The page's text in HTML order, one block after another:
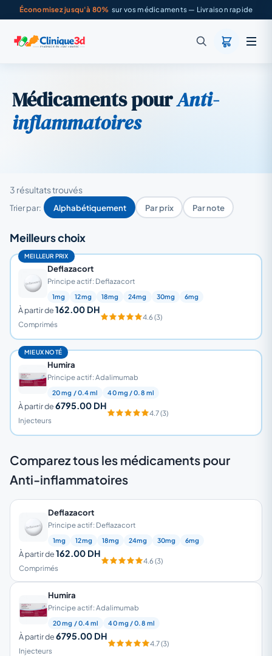
Économisez jusqu'à 80% sur vos médicaments — Livraison rapide
Médicaments pourAnti-
inflammatoires
3 résultats trouvés
Trier par: Alphabétiquement Par prix Par note
Meilleurs choix
MEILLEUR PRIX
Deflazacort
Principe actif: Deflazacort
1mg 12mg 18mg 24mg 30mg 6mg
À partir de162.00 DH
Comprimés
4.6 (3)
MIEUX NOTÉ
Humira
Principe actif: Adalimumab
20 mg / 0.4 ml 40 mg / 0.8 ml
À partir de6795.00 DH
Injecteurs
4.7 (3)
Comparez tous les médicaments pour
Anti-inflammatoires
Humira
Principe actif: Adalimumab
20 mg / 0.4 ml 40 mg / 0.8 ml
À partir de6795.00 DH
Injecteurs
4.7 (3)
Deflazacort
Principe actif: Deflazacort
1mg 12mg 18mg 24mg 30mg 6mg
À partir de162.00 DH
Comprimés
4.6 (3)